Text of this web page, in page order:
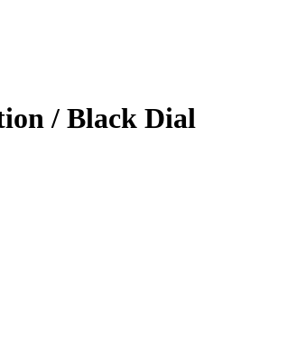
/ Black Dial